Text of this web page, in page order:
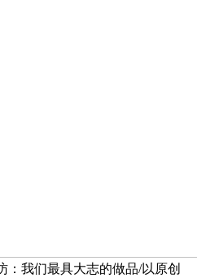
：我们最具大志的做品/以原创